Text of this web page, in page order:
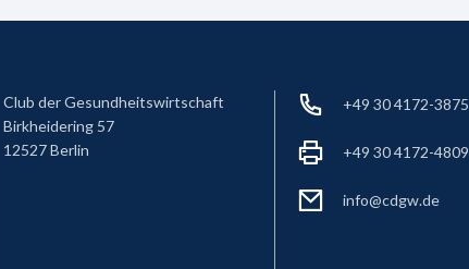
Club der Gesundheitswirtschaft
Birkheidering 57
12527 Berlin
+49 30 4172-3875
+49 30 4172-4809
info@cdgw.de